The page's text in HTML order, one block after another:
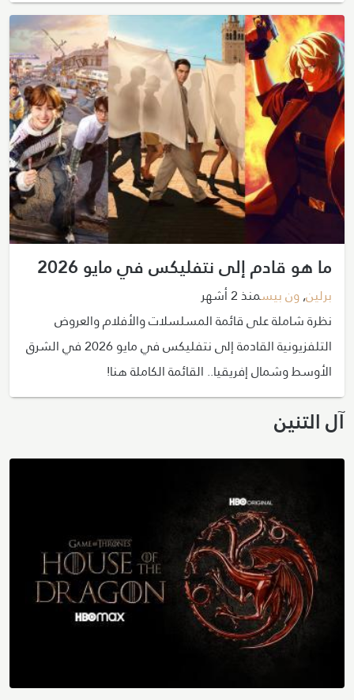
ما هو قادم إلى نتفليكس في مايو 2026
برلين,ون بيسمنذ 2 أشهر
نظرة شاملة على قائمة المسلسلات والأفلام والعروض
التلفزيونية القادمة إلى نتفليكس في مايو 2026 في الشرق
الأوسط وشمال إفريقيا.. القائمة الكاملة هنا!
آل التنين